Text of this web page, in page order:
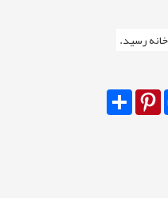
SharePinterest